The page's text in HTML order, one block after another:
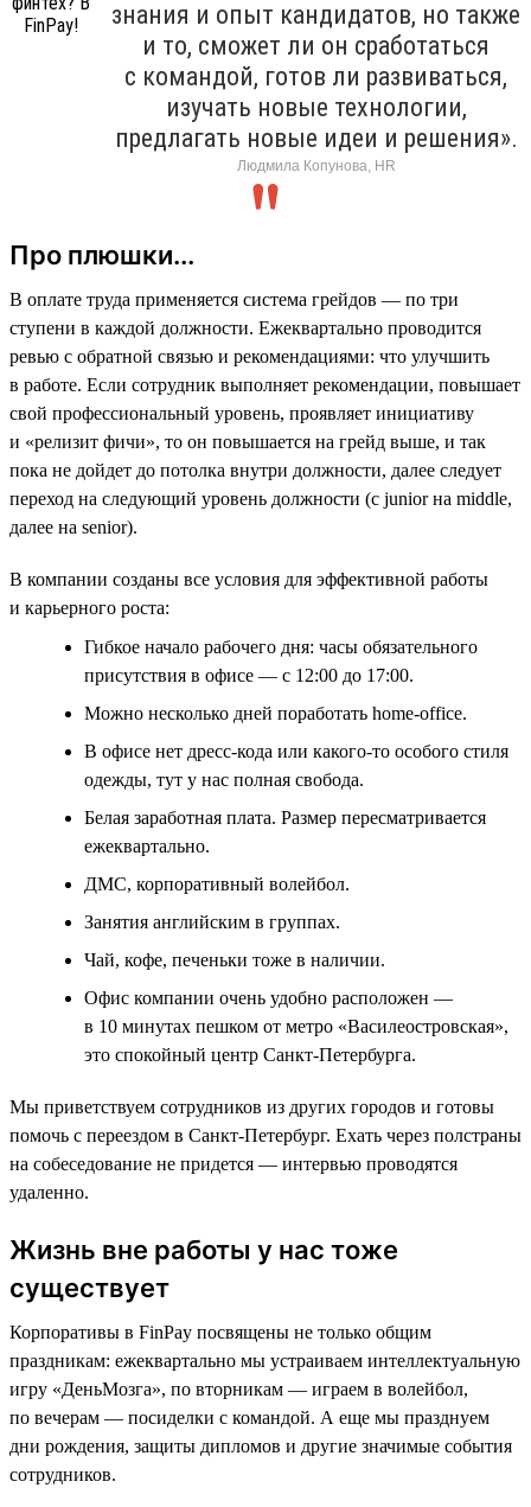
знания и опыт кандидатов, но также
и то, сможет ли он сработаться
с командой, готов ли развиваться,
изучать новые технологии,
предлагать новые идеи и решения».
Людмила Копунова, HR
Про плюшки...
В оплате труда применяется система грейдов — по три
ступени в каждой должности. Ежеквартально проводится
ревью с обратной связью и рекомендациями: что улучшить
в работе. Если сотрудник выполняет рекомендации, повышает
свой профессиональный уровень, проявляет инициативу
и «релизит фичи», то он повышается на грейд выше, и так
пока не дойдет до потолка внутри должности, далее следует
переход на следующий уровень должности (с junior на middle,
далее на senior).
В компании созданы все условия для эффективной работы
и карьерного роста:
Гибкое начало рабочего дня: часы обязательного
присутствия в офисе — с 12:00 до 17:00.
Можно несколько дней поработать home-office.
В офисе нет дресс-кода или какого-то особого стиля
одежды, тут у нас полная свобода.
Белая заработная плата. Размер пересматривается
ежеквартально.
ДМС, корпоративный волейбол.
Занятия английским в группах.
Чай, кофе, печеньки тоже в наличии.
Офис компании очень удобно расположен —
в 10 минутах пешком от метро «Василеостровская»,
это спокойный центр Санкт-Петербурга.
Мы приветствуем сотрудников из других городов и готовы
помочь с переездом в Санкт-Петербург. Ехать через полстраны
на собеседование не придется — интервью проводятся
удаленно.
Жизнь вне работы у нас тоже
существует
Корпоративы в FinPay посвящены не только общим
праздникам: ежеквартально мы устраиваем интеллектуальную
игру «ДеньМозга», по вторникам — играем в волейбол,
по вечерам — посиделки с командой. А еще мы празднуем
дни рождения, защиты дипломов и другие значимые события
сотрудников.